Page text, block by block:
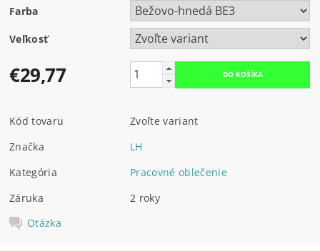
Farba
Veľkosť
€29,77
Kód tovaru
Zvoľte variant
Značka
LH
Kategória
Pracovné oblečenie
Záruka
2 roky
Otázka